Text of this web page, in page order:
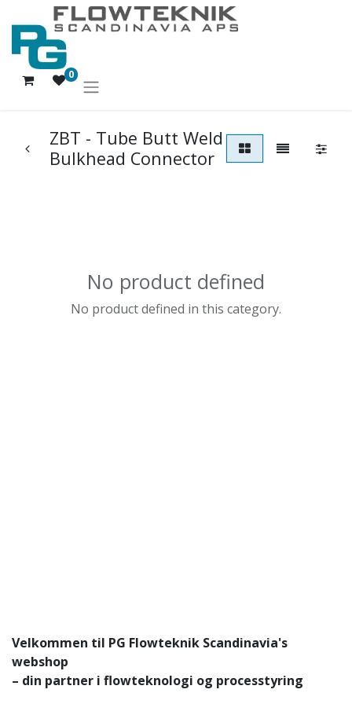
0
ZBT - Tube Butt Weld
Bulkhead Connector
No product defined
No product defined in this category.
Velkommen til PG Flowteknik Scandinavia's
webshop
– din partner i flowteknologi og processtyring